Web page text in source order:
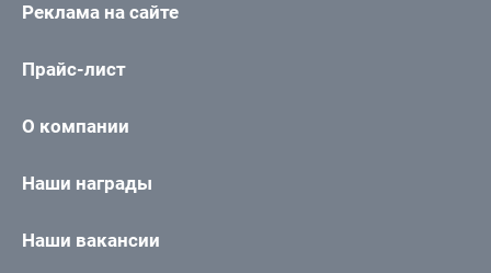
Реклама на сайте
Прайс-лист
О компании
Наши награды
Наши вакансии